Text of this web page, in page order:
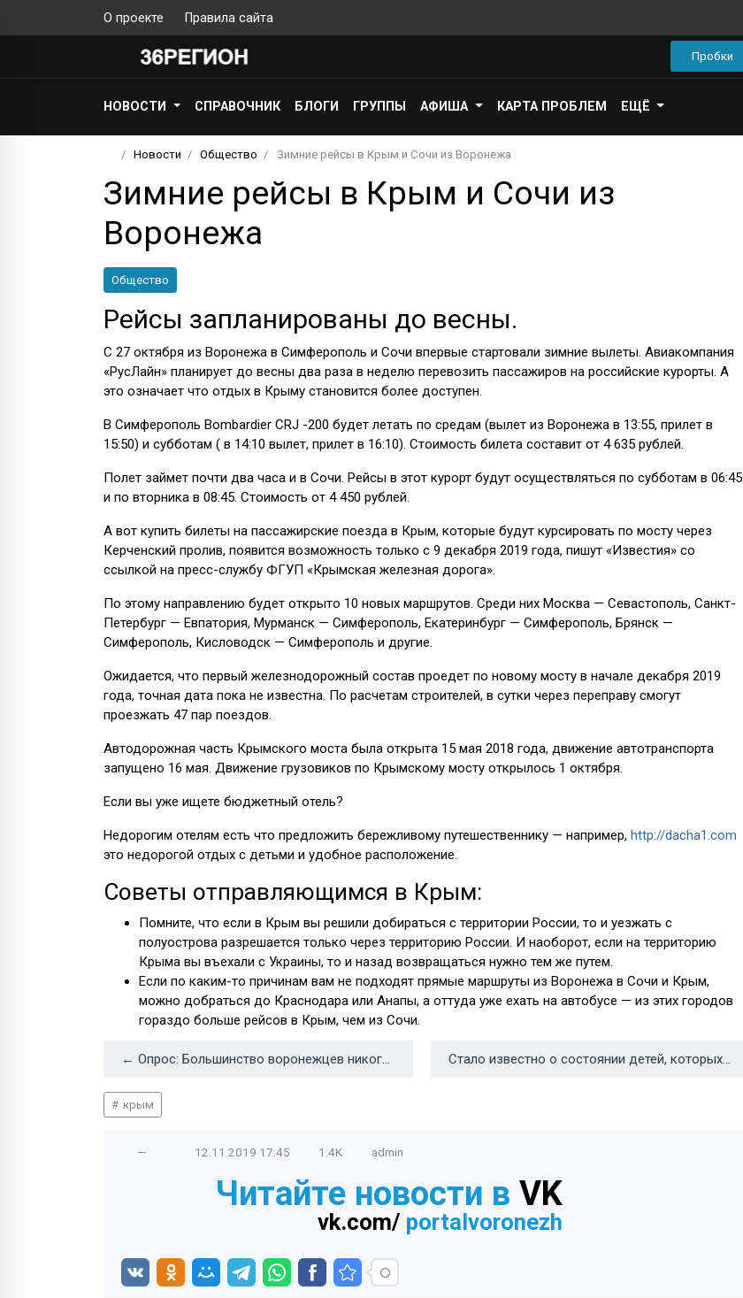
О проекте Правила сайта
Пробки
НОВОСТИ СПРАВОЧНИК БЛОГИ ГРУППЫ АФИША КАРТА ПРОБЛЕМ ЕЩЁ
Новости Общество Зимние рейсы в Крым и Сочи из Воронежа
Зимние рейсы в Крым и Сочи из
Воронежа
Общество
Рейсы запланированы до весны.
С 27 октября из Воронежа в Симферополь и Сочи впервые стартовали зимние вылеты. Авиакомпания
«РусЛайн» планирует до весны два раза в неделю перевозить пассажиров на российские курорты. А
это означает что отдых в Крыму становится более доступен.
В Симферополь Bombardier CRJ -200 будет летать по средам (вылет из Воронежа в 13:55, прилет в
15:50) и субботам ( в 14:10 вылет, прилет в 16:10). Стоимость билета составит от 4 635 рублей.
Полет займет почти два часа и в Сочи. Рейсы в этот курорт будут осуществляться по субботам в 06:45
и по вторника в 08:45. Стоимость от 4 450 рублей.
А вот купить билеты на пассажирские поезда в Крым, которые будут курсировать по мосту через
Керченский пролив, появится возможность только с 9 декабря 2019 года, пишут «Известия» со
ссылкой на пресс-службу ФГУП «Крымская железная дорога».
По этому направлению будет открыто 10 новых маршрутов. Среди них Москва — Севастополь, Санкт-
Петербург — Евпатория, Мурманск — Симферополь, Екатеринбург — Симферополь, Брянск —
Симферополь, Кисловодск — Симферополь и другие.
Ожидается, что первый железнодорожный состав проедет по новому мосту в начале декабря 2019
года, точная дата пока не известна. По расчетам строителей, в сутки через переправу смогут
проезжать 47 пар поездов.
Автодорожная часть Крымского моста была открыта 15 мая 2018 года, движение автотранспорта
запущено 16 мая. Движение грузовиков по Крымскому мосту открылось 1 октября.
Если вы уже ищете бюджетный отель?
Недорогим отелям есть что предложить бережливому путешественнику — например, http://dacha1.com
это недорогой отдых с детьми и удобное расположение.
Советы отправляющимся в Крым:
Помните, что если в Крым вы решили добираться с территории России, то и уезжать с
полуострова разрешается только через территорию России. И наоборот, если на территорию
Крыма вы въехали с Украины, то и назад возвращаться нужно тем же путем.
Если по каким-то причинам вам не подходят прямые маршруты из Воронежа в Сочи и Крым,
можно добраться до Краснодара или Анапы, а оттуда уже ехать на автобусе — из этих городов
гораздо больше рейсов в Крым, чем из Сочи.
← Опрос: Большинство воронежцев никогда не выезжали за пределы бывшего СССР Стало известно о состоянии детей, которых срочно увезли с рейса Дубай — Воронеж →
крым
— 12.11.2019 17:45 1.4K admin
Читайте новости в VK
vk.com/ portalvoronezh